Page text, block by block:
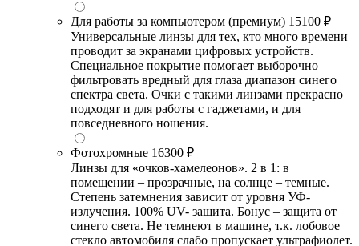
Для работы за компьютером (премиум) 15100 ₽
Универсальные линзы для тех, кто много времени
проводит за экранами цифровых устройств.
Специальное покрытие помогает выборочно
фильтровать вредный для глаза диапазон синего
спектра света. Очки с такими линзами прекрасно
подходят и для работы с гаджетами, и для
повседневного ношения.
Фотохромные 16300 ₽
Линзы для «очков-хамелеонов». 2 в 1: в
помещении – прозрачные, на солнце – темные.
Степень затемнения зависит от уровня УФ-
излучения. 100% UV- защита. Бонус – защита от
синего света. Не темнеют в машине, т.к. лобовое
стекло автомобиля слабо пропускает ультрафиолет.